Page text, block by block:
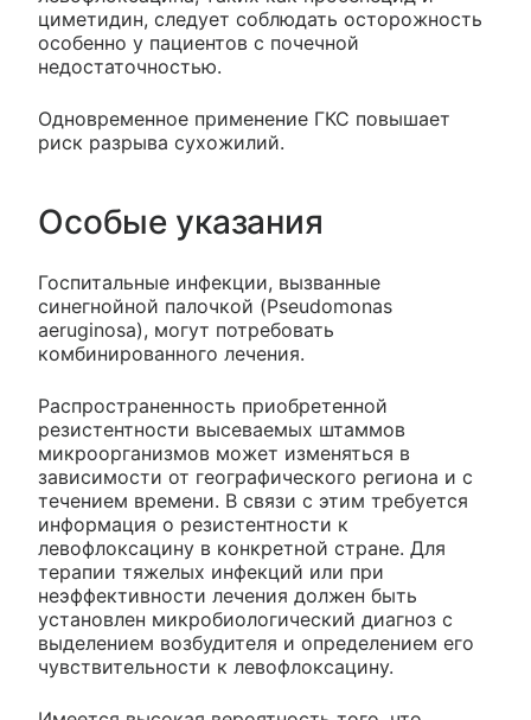
циметидин, следует соблюдать осторожность
особенно у пациентов с почечной
недостаточностью.
Одновременное применение ГКС повышает
риск разрыва сухожилий.
Особые указания
Госпитальные инфекции, вызванные
синегнойной палочкой (Pseudomonas
aeruginosa), могут потребовать
комбинированного лечения.
Распространенность приобретенной
резистентности высеваемых штаммов
микроорганизмов может изменяться в
зависимости от географического региона и с
течением времени. В связи с этим требуется
информация о резистентности к
левофлоксацину в конкретной стране. Для
терапии тяжелых инфекций или при
неэффективности лечения должен быть
установлен микробиологический диагноз с
выделением возбудителя и определением его
чувствительности к левофлоксацину.